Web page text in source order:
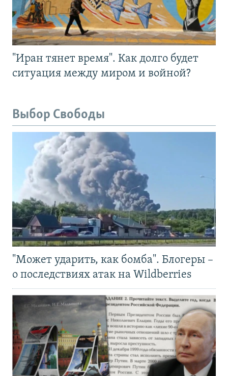
"Иран тянет время". Как долго будет
ситуация между миром и войной?
Выбор Свободы
"Может ударить, как бомба". Блогеры –
о последствиях атак на Wildberries